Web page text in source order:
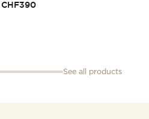
CHF390
See all products